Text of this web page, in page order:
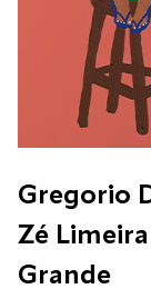
Gregorio
Zé
Grande